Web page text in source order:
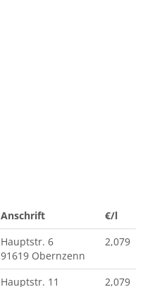
Anschrift
€/l
Hauptstr. 6
91619 Obernzenn
2,079
Hauptstr. 11
2,079